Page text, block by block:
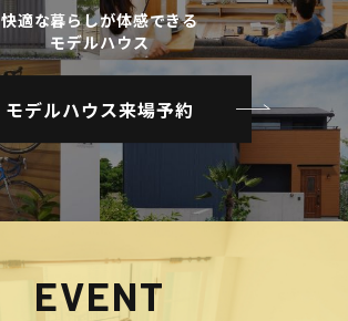
快適な暮らしが体感できる
モデルハウス
モデルハウス来場予約
EVENT